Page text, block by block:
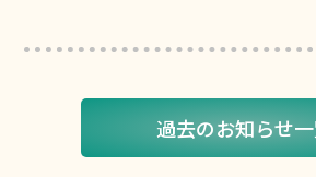
過去のお知らせ